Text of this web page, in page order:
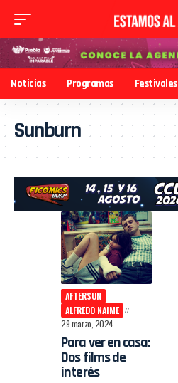
Noticias Programas Festivales
Sunburn
AFTERSUN
ALFREDO NAIME
29 marzo, 2024
Para ver en casa:
Dos films de
interés